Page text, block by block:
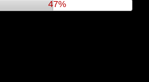
50%